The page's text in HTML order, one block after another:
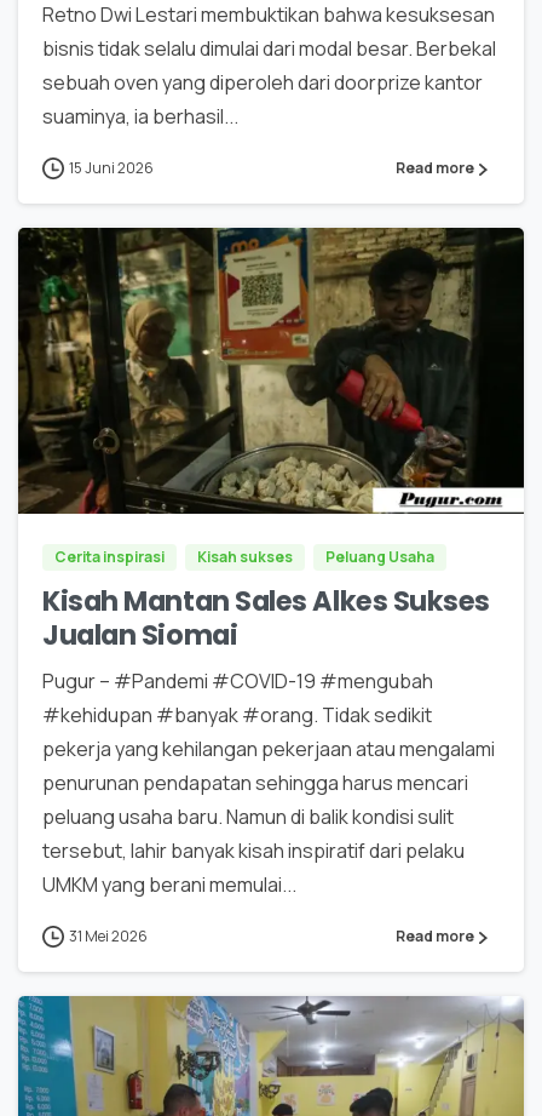
Retno Dwi Lestari membuktikan bahwa kesuksesan
bisnis tidak selalu dimulai dari modal besar. Berbekal
sebuah oven yang diperoleh dari doorprize kantor
suaminya, ia berhasil...
15 Juni 2026 Read more
0
Cerita inspirasi Kisah sukses Peluang Usaha
Kisah Mantan Sales Alkes Sukses
Jualan Siomai
Pugur – #Pandemi #COVID-19 #mengubah
#kehidupan #banyak #orang. Tidak sedikit
pekerja yang kehilangan pekerjaan atau mengalami
penurunan pendapatan sehingga harus mencari
peluang usaha baru. Namun di balik kondisi sulit
tersebut, lahir banyak kisah inspiratif dari pelaku
UMKM yang berani memulai...
31 Mei 2026 Read more